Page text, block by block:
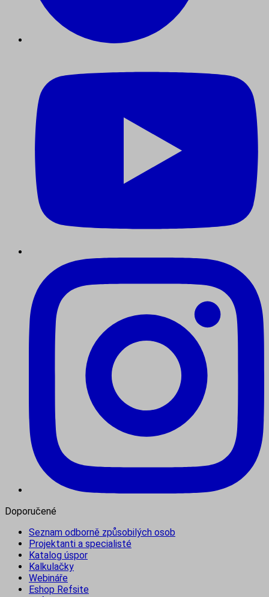
Doporučené
Seznam odborně způsobilých osob
Projektanti a specialisté
Katalog úspor
Kalkulačky
Webináře
Eshop Refsite